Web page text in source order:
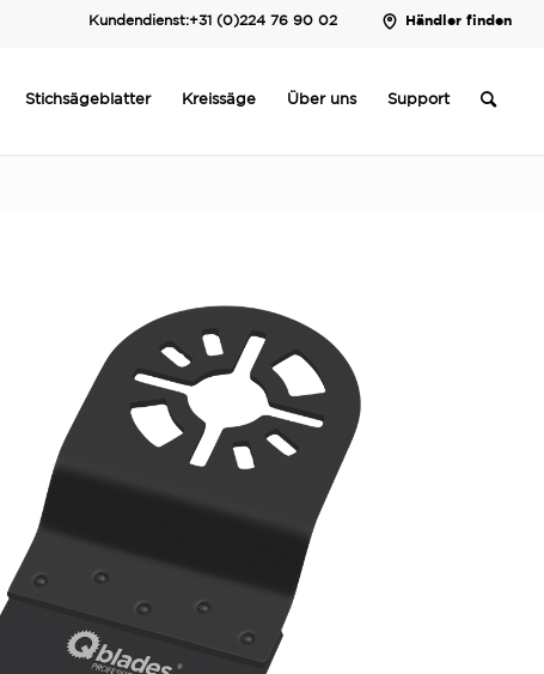
Kundendienst:+31 (0)224 76 90 02 Händler finden
Stichsägeblatter Kreissäge Über uns Support